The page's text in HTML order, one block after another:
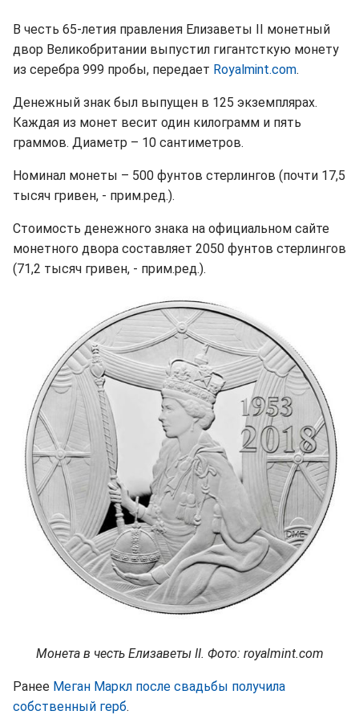
В честь 65-летия правления Елизаветы II монетный
двор Великобритании выпустил гигантсткую монету
из серебра 999 пробы, передает Royalmint.com.
Денежный знак был выпущен в 125 экземплярах.
Каждая из монет весит один килограмм и пять
граммов. Диаметр – 10 сантиметров.
Номинал монеты – 500 фунтов стерлингов (почти 17,5
тысяч гривен, - прим.ред.).
Стоимость денежного знака на официальном сайте
монетного двора составляет 2050 фунтов стерлингов
(71,2 тысяч гривен, - прим.ред.).
Монета в честь Елизаветы II. Фото: royalmint.com
Ранее Меган Маркл после свадьбы получила
собственный герб.